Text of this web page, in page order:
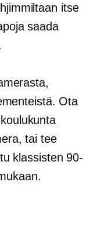
itse
saada
Ota
tai tee
klassisten 90-